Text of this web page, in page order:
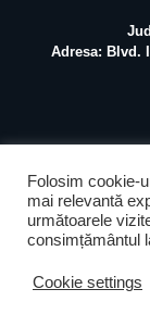
Adresa: Blvd.
©2026
Folosim cookie-
mai relevantă
următoarele
consimțământul
Cookie settings